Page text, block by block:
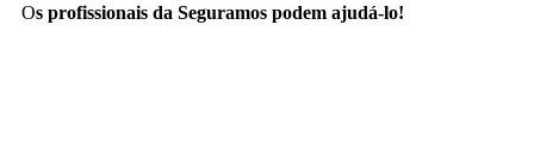
Os profissionais da Seguramos podem ajudá-lo!